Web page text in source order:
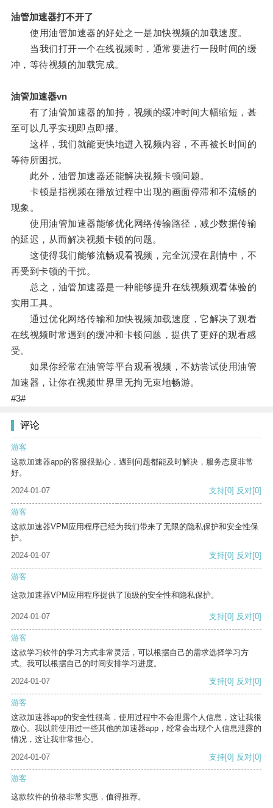
油管加速器打不开了
使用油管加速器的好处之一是加快视频的加载速度。
当我们打开一个在线视频时，通常要进行一段时间的缓
冲，等待视频的加载完成。
油管加速器vn
有了油管加速器的加持，视频的缓冲时间大幅缩短，甚
至可以几乎实现即点即播。
这样，我们就能更快地进入视频内容，不再被长时间的
等待所困扰。
此外，油管加速器还能解决视频卡顿问题。
卡顿是指视频在播放过程中出现的画面停滞和不流畅的
现象。
使用油管加速器能够优化网络传输路径，减少数据传输
的延迟，从而解决视频卡顿的问题。
这使得我们能够流畅观看视频，完全沉浸在剧情中，不
再受到卡顿的干扰。
总之，油管加速器是一种能够提升在线视频观看体验的
实用工具。
通过优化网络传输和加快视频加载速度，它解决了观看
在线视频时常遇到的缓冲和卡顿问题，提供了更好的观看感
受。
如果你经常在油管等平台观看视频，不妨尝试使用油管
加速器，让你在视频世界里无拘无束地畅游。
#3#
评论
游客
这款加速器app的客服很贴心，遇到问题都能及时解决，服务态度非常
好。
2024-01-07
支持[0] 反对[0]
游客
这款加速器VPM应用程序已经为我们带来了无限的隐私保护和安全性保
护。
2024-01-07
支持[0] 反对[0]
游客
这款加速器VPM应用程序提供了顶级的安全性和隐私保护。
2024-01-07 支持[0] 反对[0]
游客
这款学习软件的学习方式非常灵活，可以根据自己的需求选择学习方
式。我可以根据自己的时间安排学习进度。
2024-01-07
支持[0] 反对[0]
游客
这款加速器app的安全性很高，使用过程中不会泄露个人信息，这让我很
放心。我以前使用过一些其他的加速器app，经常会出现个人信息泄露的
情况，这让我非常担心。
2024-01-07
支持[0] 反对[0]
游客
这款软件的价格非常实惠，值得推荐。